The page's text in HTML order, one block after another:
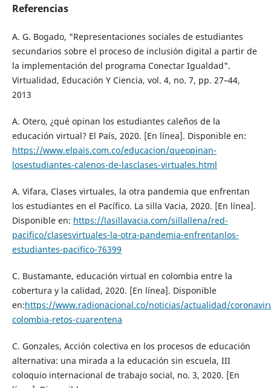
Referencias
A. G. Bogado, "Representaciones sociales de estudiantes
secundarios sobre el proceso de inclusión digital a partir de
la implementación del programa Conectar Igualdad".
Virtualidad, Educación Y Ciencia, vol. 4, no. 7, pp. 27–44,
2013
A. Otero, ¿qué opinan los estudiantes caleños de la
educación virtual? El País, 2020. [En línea]. Disponible en:
https://www.elpais.com.co/educacion/queopinan-
losestudiantes-calenos-de-lasclases-virtuales.html
A. Vifara, Clases virtuales, la otra pandemia que enfrentan
los estudiantes en el Pacífico. La silla Vacia, 2020. [En línea].
Disponible en: https://lasillavacia.com/sillallena/red-
pacifico/clasesvirtuales-la-otra-pandemia-enfrentanlos-
estudiantes-pacifico-76399
C. Bustamante, educación virtual en colombia entre la
cobertura y la calidad, 2020. [En línea]. Disponible
en:https://www.radionacional.co/noticias/actualidad/
colombia-retos-cuarentena
C. Gonzales, Acción colectiva en los procesos de educación
alternativa: una mirada a la educación sin escuela, III
coloquio internacional de trabajo social, no. 3, 2020. [En